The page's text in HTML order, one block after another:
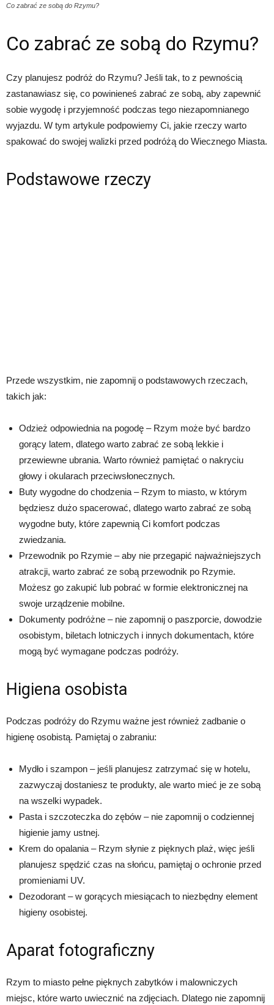
Co zabrać ze sobą do Rzymu?
Co zabrać ze sobą do Rzymu?
Czy planujesz podróż do Rzymu? Jeśli tak, to z pewnością
zastanawiasz się, co powinieneś zabrać ze sobą, aby zapewnić
sobie wygodę i przyjemność podczas tego niezapomnianego
wyjazdu. W tym artykule podpowiemy Ci, jakie rzeczy warto
spakować do swojej walizki przed podróżą do Wiecznego Miasta.
Podstawowe rzeczy
Przede wszystkim, nie zapomnij o podstawowych rzeczach,
takich jak:
Odzież odpowiednia na pogodę – Rzym może być bardzo
gorący latem, dlatego warto zabrać ze sobą lekkie i
przewiewne ubrania. Warto również pamiętać o nakryciu
głowy i okularach przeciwsłonecznych.
Buty wygodne do chodzenia – Rzym to miasto, w którym
będziesz dużo spacerować, dlatego warto zabrać ze sobą
wygodne buty, które zapewnią Ci komfort podczas
zwiedzania.
Przewodnik po Rzymie – aby nie przegapić najważniejszych
atrakcji, warto zabrać ze sobą przewodnik po Rzymie.
Możesz go zakupić lub pobrać w formie elektronicznej na
swoje urządzenie mobilne.
Dokumenty podróżne – nie zapomnij o paszporcie, dowodzie
osobistym, biletach lotniczych i innych dokumentach, które
mogą być wymagane podczas podróży.
Higiena osobista
Podczas podróży do Rzymu ważne jest również zadbanie o
higienę osobistą. Pamiętaj o zabraniu:
Mydło i szampon – jeśli planujesz zatrzymać się w hotelu,
zazwyczaj dostaniesz te produkty, ale warto mieć je ze sobą
na wszelki wypadek.
Pasta i szczoteczka do zębów – nie zapomnij o codziennej
higienie jamy ustnej.
Krem do opalania – Rzym słynie z pięknych plaż, więc jeśli
planujesz spędzić czas na słońcu, pamiętaj o ochronie przed
promieniami UV.
Dezodorant – w gorących miesiącach to niezbędny element
higieny osobistej.
Aparat fotograficzny
Rzym to miasto pełne pięknych zabytków i malowniczych
miejsc, które warto uwiecznić na zdjęciach. Dlatego nie zapomnij